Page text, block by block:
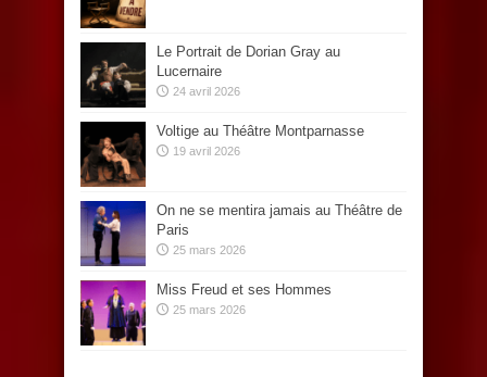
Le Portrait de Dorian Gray au
Lucernaire
24 avril 2026
Voltige au Théâtre Montparnasse
19 avril 2026
On ne se mentira jamais au Théâtre de
Paris
25 mars 2026
Miss Freud et ses Hommes
25 mars 2026